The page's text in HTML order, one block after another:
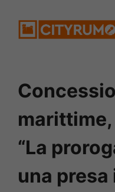
“La
una